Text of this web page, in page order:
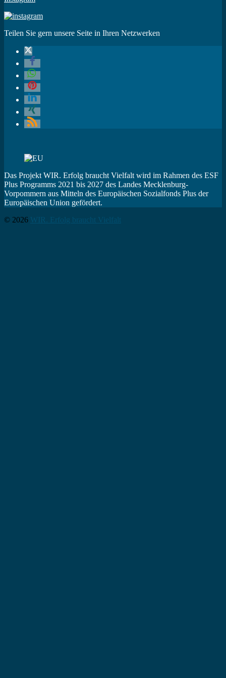
Teilen Sie gern unsere Seite in Ihren Netzwerken
Das Projekt WIR. Erfolg braucht Vielfalt wird im Rahmen des ESF
Plus Programms 2021 bis 2027 des Landes Mecklenburg-
Vorpommern aus Mitteln des Europäischen Sozialfonds Plus der
Europäischen Union gefördert.
© 2026 WIR. Erfolg braucht Vielfalt